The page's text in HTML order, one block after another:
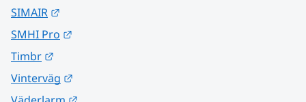
SIMAIR
SMHI Pro
Timbr
Vinterväg